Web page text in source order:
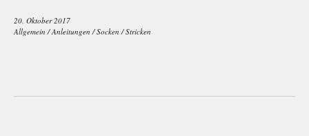
20. Oktober 2017
Allgemein /Anleitungen /Socken /Stricken